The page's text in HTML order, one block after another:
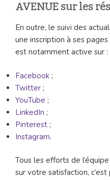
AVENUE sur les
En outre, le suivi des
une inscription à ses
est notamment active sur :
Facebook ;
Twitter ;
YouTube ;
LinkedIn ;
Pinterest ;
Instagram.
Tous les efforts de l’équipe
sur votre satisfaction,